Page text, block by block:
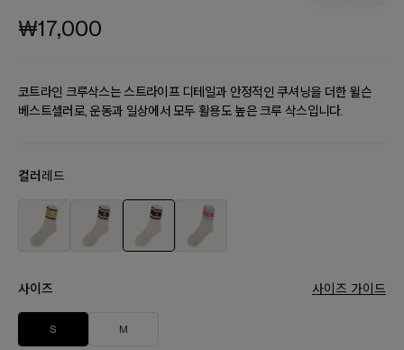
₩17,000
코트라인 크루삭스는 스트라이프 디테일과 안정적인 쿠셔닝을 더한 윌슨
베스트셀러로, 운동과 일상에서 모두 활용도 높은 크루 삭스입니다.
컬러 레드
사이즈 사이즈 가이드
S M